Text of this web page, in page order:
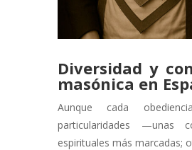
Diversidad y
masónica en
Aunque cada
particularidades —unas
espirituales más marcadas;